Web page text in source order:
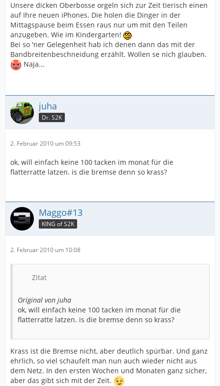
Unsere dicken Oberbosse orgeln sich zur Zeit tierisch einen
auf Ihre neuen iPhones. Die holen die Dinger in der
Mittagspause beim Essen raus nur um mit den Teilen
anzugeben. Wie im Kindergarten!
Bei so 'ner Gelegenheit hab ich denen dann das mit der
Bandbreitenbeschneidung erzählt. Wollen se nich glauben.
Naja...
juha
Dr. S2K
2. Februar 2010 um 09:53
ok, will einfach keine 100 tacken im monat für die
flatterratte latzen. is die bremse denn so krass?
Maggo#13
KING of S2K
2. Februar 2010 um 10:08
Zitat
Original von juha
ok, will einfach keine 100 tacken im monat für die
flatterratte latzen. is die bremse denn so krass?
Krass ist die Bremse nicht, aber deutlich spürbar. Und ganz
ehrlich, so viel schaufelt man nun auch wieder nicht aus
dem Netz. In den ersten Wochen und Monaten ganz sicher,
aber das gibt sich mit der Zeit.